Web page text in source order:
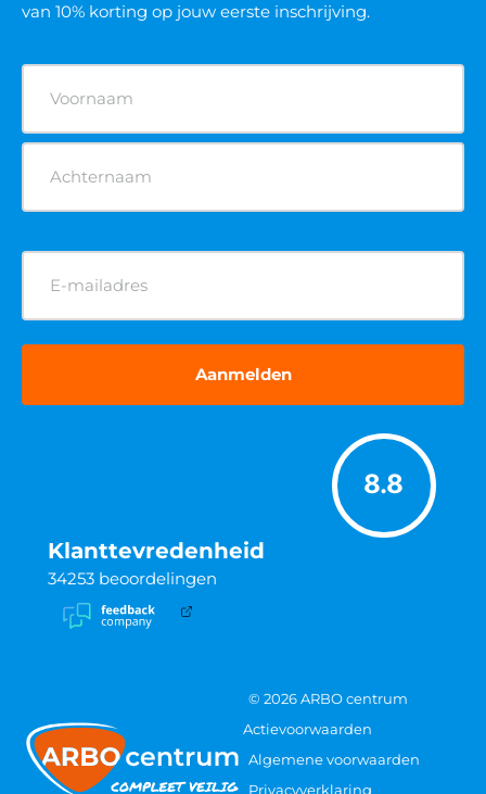
van 10% korting op jouw eerste inschrijving.
(Vereist)
E-
mailadres
(Vereist)
8.8
Klanttevredenheid
34253 beoordelingen
© 2026 ARBO centrum
Actievoorwaarden
Algemene voorwaarden
Privacyverklaring